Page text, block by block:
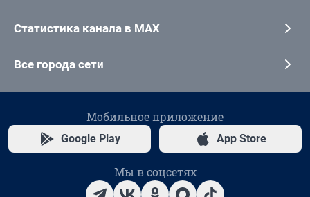
Статистика канала в MAX
Все города сети
Мобильное приложение
Google Play App Store
Мы в соцсетях